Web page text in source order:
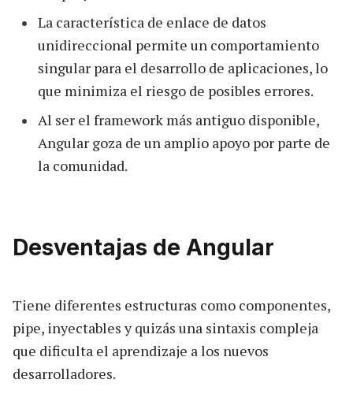
La característica de enlace de datos
unidireccional permite un comportamiento
singular para el desarrollo de aplicaciones, lo
que minimiza el riesgo de posibles errores.
Al ser el framework más antiguo disponible,
Angular goza de un amplio apoyo por parte de
la comunidad.
Desventajas de Angular
Tiene diferentes estructuras como componentes,
pipe, inyectables y quizás una sintaxis compleja
que dificulta el aprendizaje a los nuevos
desarrolladores.